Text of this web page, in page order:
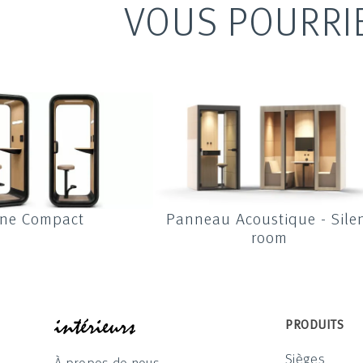
VOUS
Compact Panneau Acoustique -
room
PRODUITS
Sièges